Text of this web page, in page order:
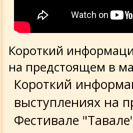
Короткий
на предстоящем в
Короткий
выступлениях на
Фестивале